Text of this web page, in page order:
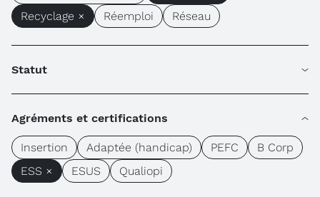
Recyclage ×
Réemploi Réseau
Statut
Agréments et certifications
Insertion Adaptée (handicap) PEFC
B Corp
ESS ×
ESUS Qualiopi